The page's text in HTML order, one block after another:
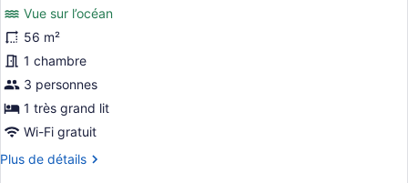
Suite
pour
ce
type
de
chambre :
Resort
King
-
Vue sur l’océan
56 m²
1 chambre
3 personnes
1 très grand lit
Wi-Fi gratuit
Plus de détails
Plus